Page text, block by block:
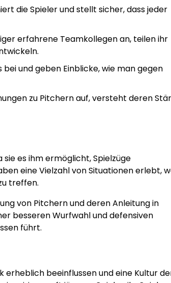
die Spieler und stellt sicher, dass jeder
erfahrene Teamkollegen an, teilen ihr
und geben Einblicke, wie man gegen
zu Pitchern auf, versteht deren
es ihm ermöglicht, Spielzüge
eine Vielzahl von Situationen erlebt,
treffen.
von Pitchern und deren Anleitung in
besseren Wurfwahl und defensiven
führt.
erheblich beeinflussen und eine Kultur